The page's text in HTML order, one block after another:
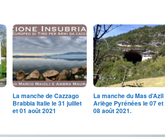
La manche de Cazzago
Brabbia Italie le 31 juillet
et 01 août 2021
La manche du Mas d’Azil
Ariège Pyrénées le 07 et
08 août 2021.